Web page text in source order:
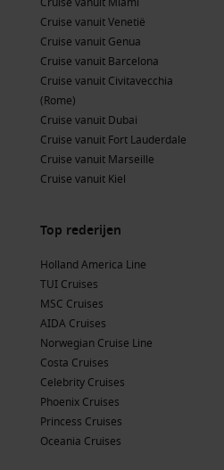
Zeebrugge (Brugge)
je ook door deze regio’s
bestaande uit België,
biedt een mix van historische
culturele ervaringen.
voor rijke tradities, prachtige
cultuuropbouw. Bezoek de
schilderachtige Engelse
fjorden en
Noorwegen een ideale
De combinatie van
is ongeëvenaard.
staat bekend om zijn prachtige
zoals
Cruise vanuit Venetië
Cruise vanuit Genua
Cruise vanuit Barcelona
Cruise vanuit Civitavecchia
(Rome)
Cruise vanuit Dubai
Cruise vanuit Fort Lauderdale
Cruise vanuit Marseille
Cruise vanuit Kiel
Top rederijen
Holland America Line
TUI Cruises
MSC Cruises
AIDA Cruises
Norwegian Cruise Line
Costa Cruises
Celebrity Cruises
Phoenix Cruises
Princess Cruises
Oceania Cruises